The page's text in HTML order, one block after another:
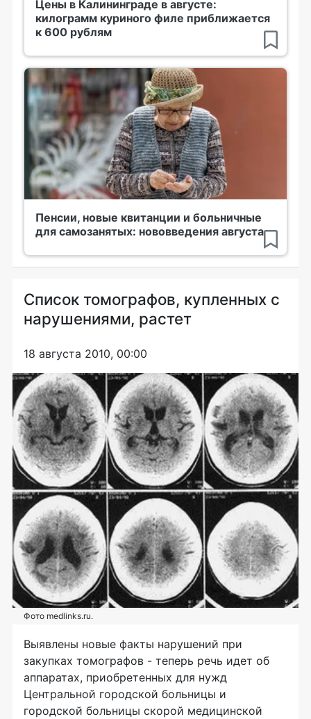
Цены в Калининграде в августе:
килограмм куриного филе приближается
к 600 рублям
Пенсии, новые квитанции и больничные
для самозанятых: нововведения августа
Список томографов, купленных с
нарушениями, растет
18 августа 2010, 00:00
Фото medlinks.ru.
Выявлены новые факты нарушений при
закупках томографов - теперь речь идет об
аппаратах, приобретенных для нужд
Центральной городской больницы и
городской больницы скорой медицинской